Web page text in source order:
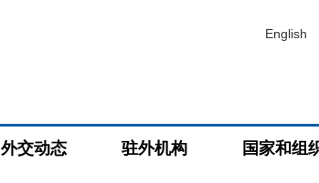
English
外交动态 驻外机构 国家和组